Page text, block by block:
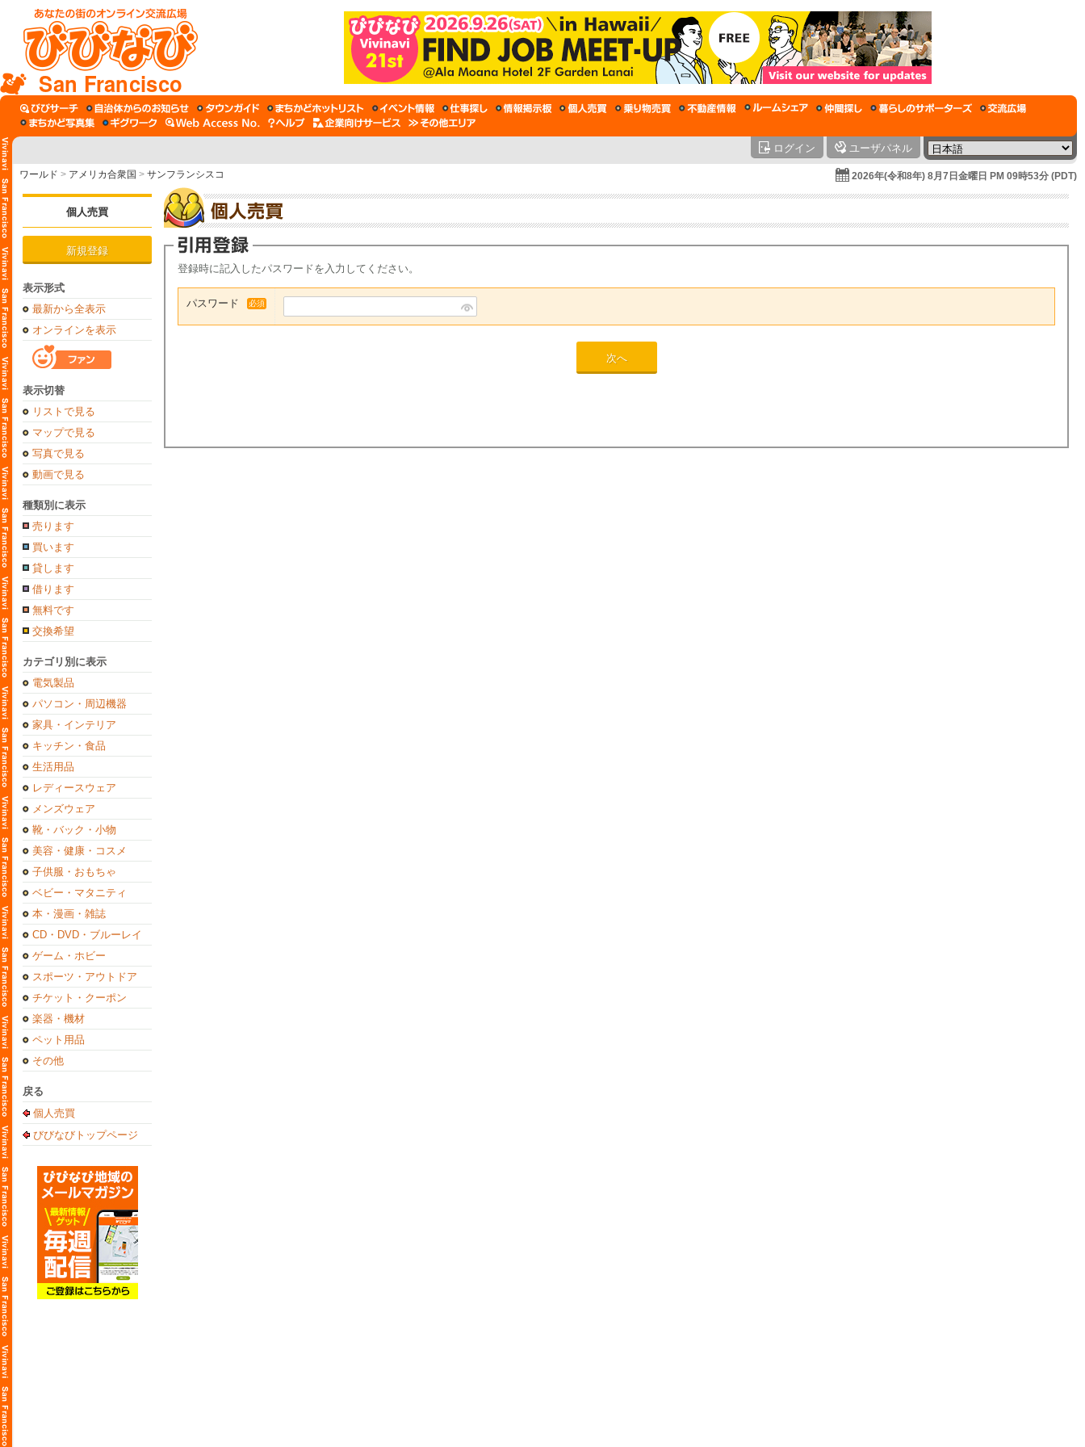
San Francisco
ログイン ユーザパネル
ワールド > アメリカ合衆国 > サンフランシスコ 2026年(令和8年) 8月7日金曜日 PM 09時53分 (PDT)
個人売買
新規登録
表示形式
最新から全表示
オンラインを表示
表示切替
リストで見る
マップで見る
写真で見る
動画で見る
種類別に表示
売ります
買います
貸します
借ります
無料です
交換希望
カテゴリ別に表示
電気製品
パソコン・周辺機器
家具・インテリア
キッチン・食品
生活用品
レディースウェア
メンズウェア
靴・バック・小物
美容・健康・コスメ
子供服・おもちゃ
ベビー・マタニティ
本・漫画・雑誌
CD・DVD・ブルーレイ
ゲーム・ホビー
スポーツ・アウトドア
チケット・クーポン
楽器・機材
ペット用品
その他
戻る
個人売買
びびなびトップページ
登録時に記入したパスワードを入力してください。
パスワード 必須